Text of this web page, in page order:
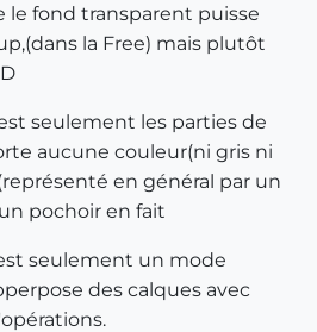
le fond transparent puisse
la Free) mais plutôt
seulement les parties de
aucune couleur(ni gris ni
en général par un
pochoir en fait
seulement un mode
des calques avec